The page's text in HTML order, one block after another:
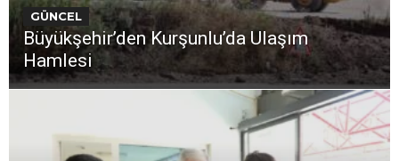
GÜNCEL
Büyükşehir’den Kurşunlu’da Ulaşım
Hamlesi